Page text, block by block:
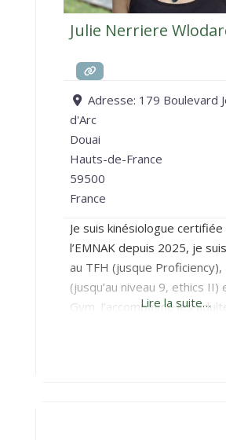
Julie Nerriere
Adresse: 179 Boulevard
d'Arc
Douai
Hauts-de-France
59500
France
Je suis kinésiologue
l’EMNAK depuis 2025, je
au TFH (jusque Proficiency),
(jusqu’au niveau 9, ethics II)
Gym. J’accompagne les
Lire la suite…